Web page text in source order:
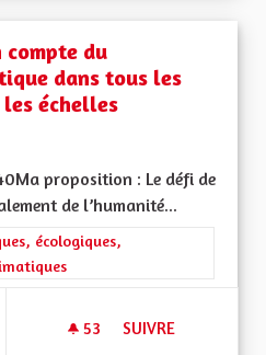
compte du
dans tous les
échelles
proposition : Le défi de
de l’humanité...
: Les transitions
écologiques,
53 53 ABONNÉS
SUIVRE